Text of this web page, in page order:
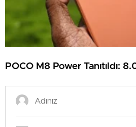
POCO M8 Power Tanıtıldı: